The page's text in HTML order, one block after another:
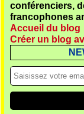
conférenciers,
francophones
Accueil du blog
Créer un blog